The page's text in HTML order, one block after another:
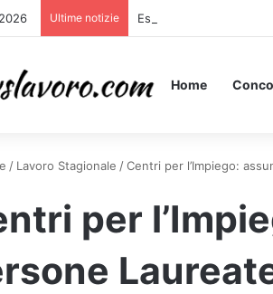
Ultime notizie Essere Pagati per Stare
Home
/ Lavoro Stagionale /Centri per l’Impiego:
per